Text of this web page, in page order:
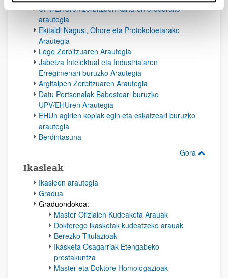
UPV/EHUren zerbitzuen kartaren eredurako
arautegia
Ekitaldi Nagusi, Ohore eta Protokoloetarako
Arautegia
Lege Zerbitzuaren Arautegia
Jabetza Intelektual eta Industrialaren
Erregimenari buruzko Arautegia
Argitalpen Zerbitzuaren Arautegia
Datu Pertsonalak Babesteari buruzko
UPV/EHUren Arautegia
EHUn agirien kopiak egin eta eskatzeari buruzko
arautegia
Berdintasuna
Gora
Ikasleak
Ikasleen arautegia
Gradua
Graduondokoa:
Master Ofizialen Kudeaketa Arauak
Doktorego ikasketak kudeatzeko arauak
Berezko Titulazioak
Ikasketa Osagarriak-Etengabeko
prestakuntza
Master eta Doktore Homologazioak